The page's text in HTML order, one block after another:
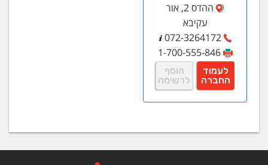
ההדס 2, אור
עקיבא
072-3264172
1-700-555-846
לעמוד
החברה
הוסף
לרשימה